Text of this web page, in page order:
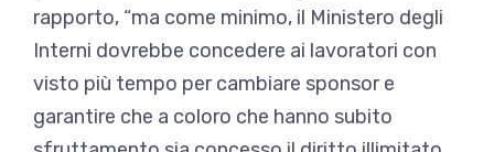
rapporto, “ma come minimo, il Ministero degli
Interni dovrebbe concedere ai lavoratori con
visto più tempo per cambiare sponsor e
garantire che a coloro che hanno subito